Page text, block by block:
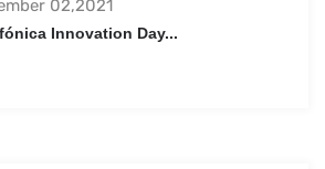
02,2021
Innovation Day...